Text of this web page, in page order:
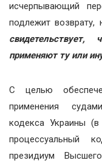
исчерпывающий
подлежит
применяют ту или
С целью
применения
кодекса Украины
процессуальный
президиум